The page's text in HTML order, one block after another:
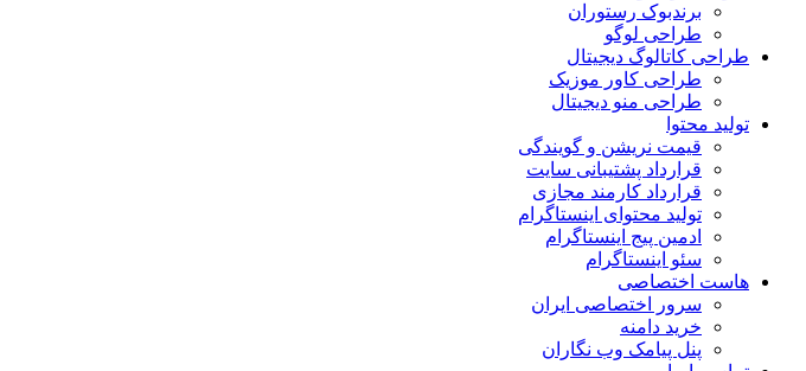
برندبوک رستوران
طراحی لوگو
طراحی کاتالوگ دیجیتال
طراحی کاور موزیک
طراحی منو دیجیتال
تولید محتوا
قیمت نریشن و گویندگی
قرارداد پشتیبانی سایت
قرارداد کارمند مجازی
تولید محتوای اینستاگرام
ادمین پیج اینستاگرام
سئو اینستاگرام
هاست اختصاصی
سرور اختصاصی ایران
خرید دامنه
پنل پیامک وب نگاران